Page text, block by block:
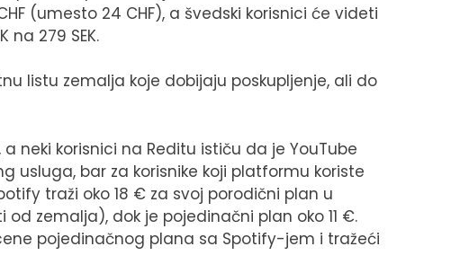
(umesto 24 CHF), a švedski korisnici će videti
na 279 SEK.
listu zemalja koje dobijaju poskupljenje, ali do
neki korisnici na Reditu ističu da je YouTube
usluga, bar za korisnike koji platformu koriste
traži oko 18 € za svoj porodični plan u
zemalja), dok je pojedinačni plan oko 11 €.
pojedinačnog plana sa Spotify-jem i tražeći